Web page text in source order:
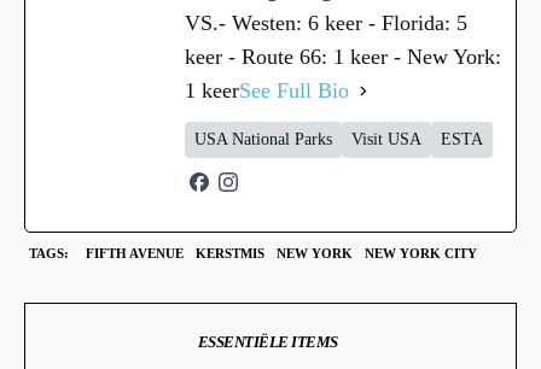
VS.- Westen: 6 keer - Florida: 5
keer - Route 66: 1 keer - New York:
1 keerSee Full Bio
USA National Parks Visit USA ESTA
TAGS: FIFTH AVENUE KERSTMIS NEW YORK NEW YORK CITY
ESSENTIËLE ITEMS